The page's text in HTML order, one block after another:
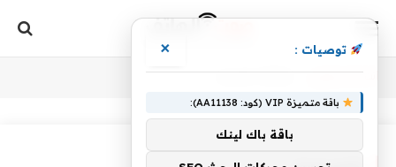
توصيات : ×
باقة متميزة VIP (كود: AA11138):
باقة باك لينك